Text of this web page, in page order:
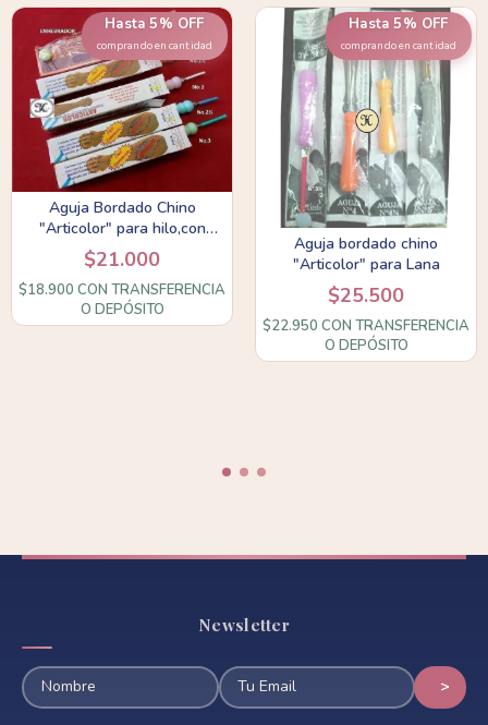
Hasta 5% OFF
comprando en cantidad
Aguja Bordado Chino
"Articolor" para hilo,con
enhebrador
$21.000
$18.900 CON TRANSFERENCIA
O DEPÓSITO
Hasta 5% OFF
comprando en cantidad
Aguja bordado chino
"Articolor" para Lana
$25.500
$22.950 CON TRANSFERENCIA
O DEPÓSITO
Newsletter